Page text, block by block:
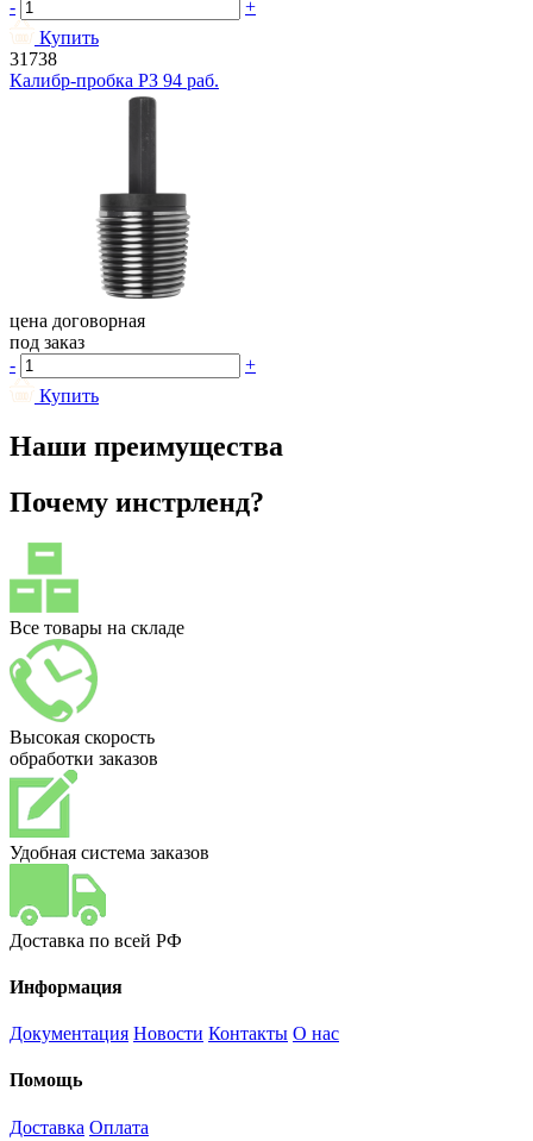
-
+
Купить
31738
Калибр-пробка РЗ 94 раб.
цена договорная
под заказ
-
+
Купить
Наши преимущества
Почему инстрленд?
Все товары на складе
Высокая скорость
обработки заказов
Удобная система заказов
Доставка по всей РФ
Информация
Документация Новости Контакты О нас
Помощь
Доставка Оплата